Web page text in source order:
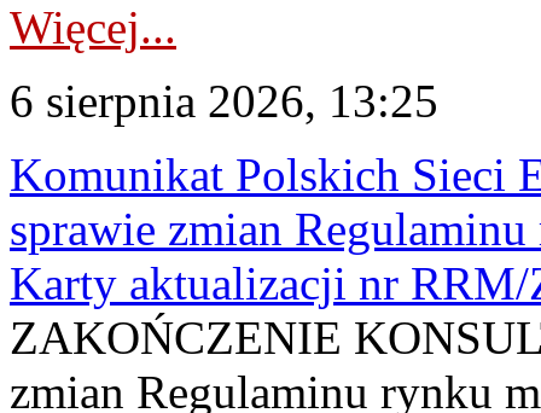
Więcej...
6 sierpnia 2026, 13:25
Komunikat Polskich Sieci
sprawie zmian
Karty aktualizacji nr
ZAKOŃCZENIE
zmian Regulaminu rynku